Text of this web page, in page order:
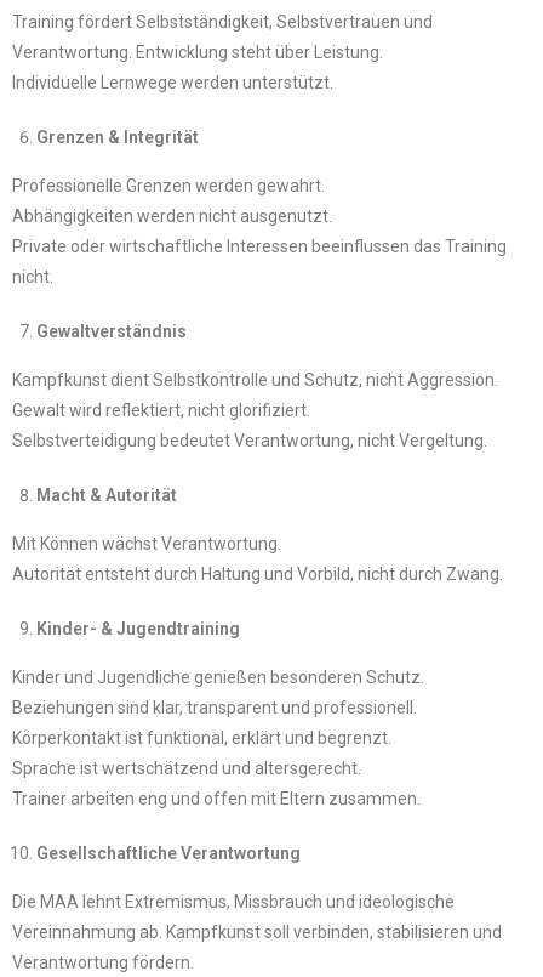
Training fördert Selbstständigkeit, Selbstvertrauen und
Verantwortung. Entwicklung steht über Leistung.
Individuelle Lernwege werden unterstützt.
Grenzen & Integrität
Professionelle Grenzen werden gewahrt.
Abhängigkeiten werden nicht ausgenutzt.
Private oder wirtschaftliche Interessen beeinflussen das Training
nicht.
Gewaltverständnis
Kampfkunst dient Selbstkontrolle und Schutz, nicht Aggression.
Gewalt wird reflektiert, nicht glorifiziert.
Selbstverteidigung bedeutet Verantwortung, nicht Vergeltung.
Macht & Autorität
Mit Können wächst Verantwortung.
Autorität entsteht durch Haltung und Vorbild, nicht durch Zwang.
Kinder- & Jugendtraining
Kinder und Jugendliche genießen besonderen Schutz.
Beziehungen sind klar, transparent und professionell.
Körperkontakt ist funktional, erklärt und begrenzt.
Sprache ist wertschätzend und altersgerecht.
Trainer arbeiten eng und offen mit Eltern zusammen.
Gesellschaftliche Verantwortung
Die MAA lehnt Extremismus, Missbrauch und ideologische
Vereinnahmung ab. Kampfkunst soll verbinden, stabilisieren und
Verantwortung fördern.